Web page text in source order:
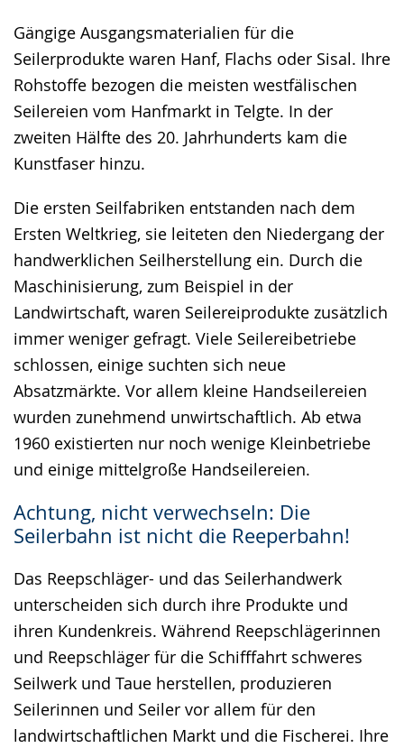
Gängige Ausgangsmaterialien für die
Seilerprodukte waren Hanf, Flachs oder Sisal. Ihre
Rohstoffe bezogen die meisten westfälischen
Seilereien vom Hanfmarkt in Telgte. In der
zweiten Hälfte des 20. Jahrhunderts kam die
Kunstfaser hinzu.
Die ersten Seilfabriken entstanden nach dem
Ersten Weltkrieg, sie leiteten den Niedergang der
handwerklichen Seilherstellung ein. Durch die
Maschinisierung, zum Beispiel in der
Landwirtschaft, waren Seilereiprodukte zusätzlich
immer weniger gefragt. Viele Seilereibetriebe
schlossen, einige suchten sich neue
Absatzmärkte. Vor allem kleine Handseilereien
wurden zunehmend unwirtschaftlich. Ab etwa
1960 existierten nur noch wenige Kleinbetriebe
und einige mittelgroße Handseilereien.
Achtung, nicht verwechseln: Die
Seilerbahn ist nicht die Reeperbahn!
Das Reepschläger- und das Seilerhandwerk
unterscheiden sich durch ihre Produkte und
ihren Kundenkreis. Während Reepschlägerinnen
und Reepschläger für die Schifffahrt schweres
Seilwerk und Taue herstellen, produzieren
Seilerinnen und Seiler vor allem für den
landwirtschaftlichen Markt und die Fischerei. Ihre